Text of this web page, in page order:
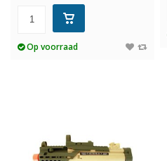
Op voorraad